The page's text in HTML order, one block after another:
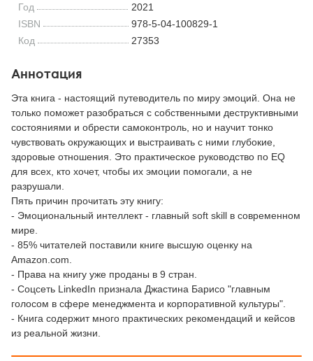
Год
2021
ISBN
978-5-04-100829-1
Код
27353
Аннотация
Эта книга - настоящий путеводитель по миру эмоций. Она не
только поможет разобраться с собственными деструктивными
состояниями и обрести самоконтроль, но и научит тонко
чувствовать окружающих и выстраивать с ними глубокие,
здоровые отношения. Это практическое руководство по EQ
для всех, кто хочет, чтобы их эмоции помогали, а не
разрушали.
Пять причин прочитать эту книгу:
- Эмоциональный интеллект - главный soft skill в современном
мире.
- 85% читателей поставили книге высшую оценку на
Amazon.com.
- Права на книгу уже проданы в 9 стран.
- Соцсеть LinkedIn признала Джастина Барисо "главным
голосом в сфере менеджмента и корпоративной культуры".
- Книга содержит много практических рекомендаций и кейсов
из реальной жизни.